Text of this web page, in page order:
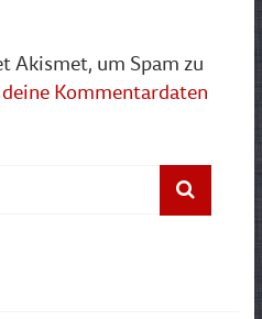
Akismet, um Spam zu
Kommentardaten